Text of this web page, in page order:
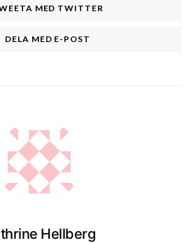
MED TWITTER
DELA MED E-POST
Hellberg